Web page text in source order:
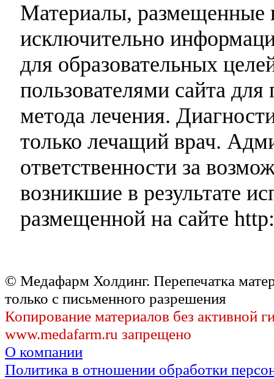
Материалы, размещенные
исключительно
для образовательных
пользователями сайта
метода лечения.
только лечащий врач.
ответственности за
возникшие в результате
размещенной на сайте
© Медафарм Холдинг. Перепечатка
только с письменного разрешения
Копирование материалов без активной
www.medafarm.ru запрещено
О компании
Политика в отношении обработки